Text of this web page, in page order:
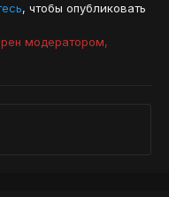
, чтобы опубликовать
модератором,